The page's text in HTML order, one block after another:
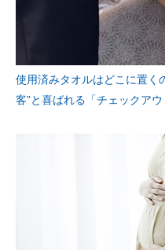
使用済みタオルはどこに置
客”と喜ばれる「チェックア